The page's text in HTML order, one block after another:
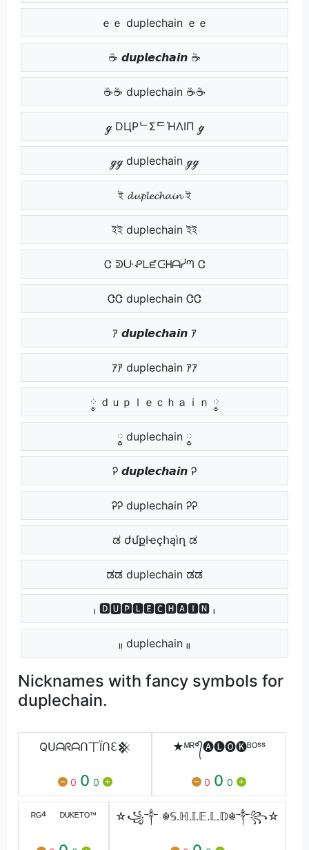
ｅｅ duplechain ｅｅ
☕ 𝙙𝙪𝙥𝙡𝙚𝙘𝙝𝙖𝙞𝙣 ☕
☕☕ duplechain ☕☕
ℊ DЦPᄂΣᄃΉΛIП ℊ
ℊℊ duplechain ℊℊ
ই 𝓭𝓾𝓹𝓵𝓮𝓬𝓱𝓪𝓲𝓷 ই
ইই duplechain ইই
Ꮳ ᕲᑘᕵᒪᘿᑢᕼᗩᓰᘉ Ꮳ
ᏣᏣ duplechain ᏣᏣ
ｱ 𝙙𝙪𝙥𝙡𝙚𝙘𝙝𝙖𝙞𝙣 ｱ
ｱｱ duplechain ｱｱ
༵ ｄｕｐｌｅｃｈａｉｎ ༵
༵༵ duplechain ༵༵
Ꭾ 𝙙𝙪𝙥𝙡𝙚𝙘𝙝𝙖𝙞𝙣 Ꭾ
ᎮᎮ duplechain ᎮᎮ
ಡ ժմքӀҽçհąìղ ಡ
ಡಡ duplechain ಡಡ
ₗ 🅳🆄🅿🅻🅴🅲🅷🅰🅸🅽 ₗ
ₗₗ duplechain ₗₗ
Nicknames with fancy symbols for
duplechain.
Qᑌᗩᖇᗩᑎ丅Ïᑎℇ𒆜
0 0 0
★ᴹᴿ°᭄🅐🅛🅞🅚ᴮᴼˢˢ
0 0 0
ᴿᴳ⁴ ᴰᵁᴷᴱᵀᴼ™ ☆꧁༒ ☬𝕊.ℍ.𝕀.𝔼.𝕃.𝔻☬༒꧂☆